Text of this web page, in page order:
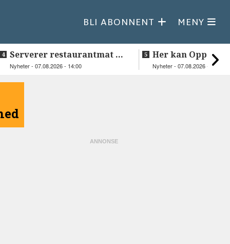
BLI ABONNENT MENY
Serverer restaurantmat til
beboerne
Nyheter - 07.08.2026 - 14:00
Her kan Oppeid
videre
Nyheter - 07.08.2026 - 10:18